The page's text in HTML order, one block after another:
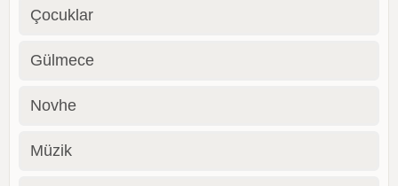
Çocuklar
Gülmece
Novhe
Müzik